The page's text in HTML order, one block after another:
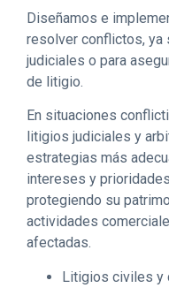
Diseñamos e
resolver conflictos, ya
judiciales o para
de litigio.
En situaciones
litigios judiciales y
estrategias más
intereses y
protegiendo su
actividades
afectadas.
Litigios civiles y